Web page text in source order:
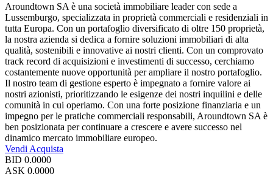
Aroundtown SA è una società immobiliare leader con sede a
Lussemburgo, specializzata in proprietà commerciali e residenziali in
tutta Europa. Con un portafoglio diversificato di oltre 150 proprietà,
la nostra azienda si dedica a fornire soluzioni immobiliari di alta
qualità, sostenibili e innovative ai nostri clienti. Con un comprovato
track record di acquisizioni e investimenti di successo, cerchiamo
costantemente nuove opportunità per ampliare il nostro portafoglio.
Il nostro team di gestione esperto è impegnato a fornire valore ai
nostri azionisti, prioritizzando le esigenze dei nostri inquilini e delle
comunità in cui operiamo. Con una forte posizione finanziaria e un
impegno per le pratiche commerciali responsabili, Aroundtown SA è
ben posizionata per continuare a crescere e avere successo nel
dinamico mercato immobiliare europeo.
Vendi Acquista
BID 0.0000
ASK 0.0000